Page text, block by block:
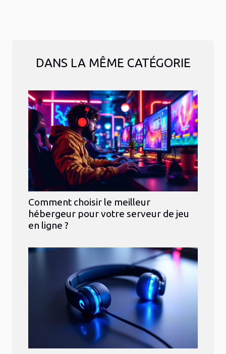
DANS LA MÊME CATÉGORIE
Comment choisir le meilleur
hébergeur pour votre serveur de jeu
en ligne ?